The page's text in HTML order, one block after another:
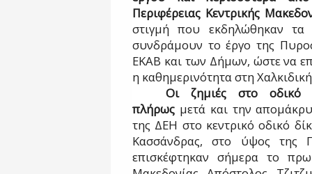
Περιφέρειας Κεντρικής
στιγμή που εκδηλώθηκαν τα
συνδράμουν το έργο της
ΕΚΑΒ και των Δήμων, ώστε να
η καθημερινότητα στη
Οι ζημιές στο
οδικό
πλήρως μετά και την
της ΔΕΗ στο κεντρικό οδικό
Κασσάνδρας, στο ύψος της
επισκέφτηκαν σήμερα το